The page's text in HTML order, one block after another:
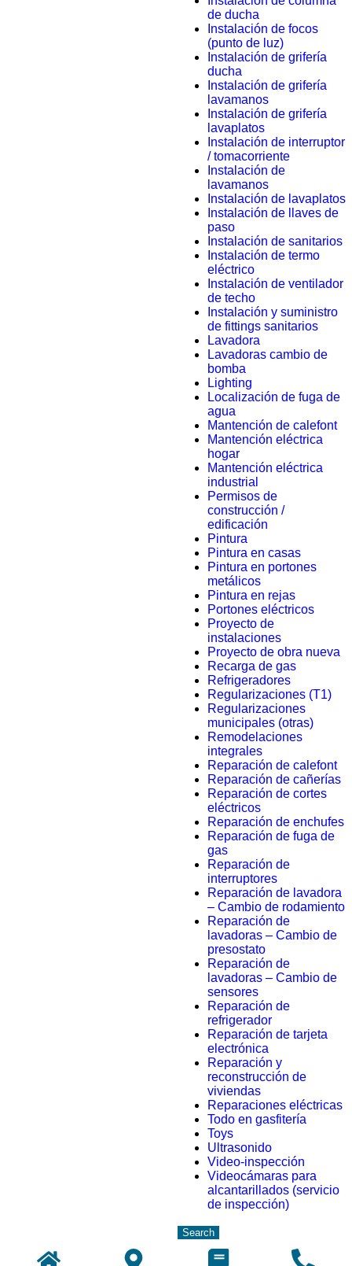
de ducha
Instalación de focos
(punto de luz)
Instalación de grifería
ducha
Instalación de grifería
lavamanos
Instalación de grifería
lavaplatos
Instalación de interruptor
/ tomacorriente
Instalación de
lavamanos
Instalación de lavaplatos
Instalación de llaves de
paso
Instalación de sanitarios
Instalación de termo
eléctrico
Instalación de ventilador
de techo
Instalación y suministro
de fittings sanitarios
Lavadora
Lavadoras cambio de
bomba
Lighting
Localización de fuga de
agua
Mantención de calefont
Mantención eléctrica
hogar
Mantención eléctrica
industrial
Permisos de
construcción /
edificación
Pintura
Pintura en casas
Pintura en portones
metálicos
Pintura en rejas
Portones eléctricos
Proyecto de
instalaciones
Proyecto de obra nueva
Recarga de gas
Refrigeradores
Regularizaciones (T1)
Regularizaciones
municipales (otras)
Remodelaciones
integrales
Reparación de calefont
Reparación de cañerías
Reparación de cortes
eléctricos
Reparación de enchufes
Reparación de fuga de
gas
Reparación de
interruptores
Reparación de lavadora
– Cambio de rodamiento
Reparación de
lavadoras – Cambio de
presostato
Reparación de
lavadoras – Cambio de
sensores
Reparación de
refrigerador
Reparación de tarjeta
electrónica
Reparación y
reconstrucción de
viviendas
Reparaciones eléctricas
Todo en gasfitería
Toys
Ultrasonido
Video-inspección
Videocámaras para
alcantarillados (servicio
de inspección)
Search